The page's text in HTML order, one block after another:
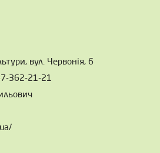
вул. Червонія, 6
362-21-21